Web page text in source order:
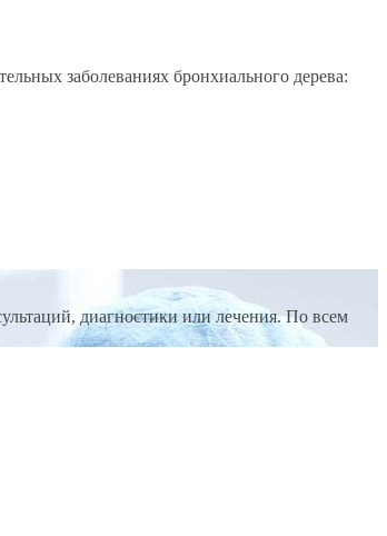
заболеваниях бронхиального дерева:
диагностики или лечения. По всем